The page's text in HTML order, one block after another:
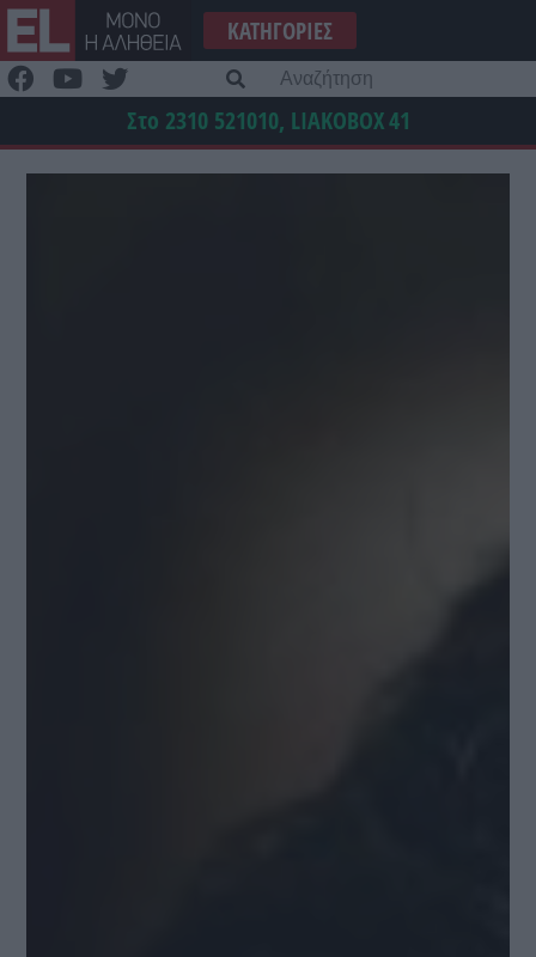
Μετάβαση
στο
περιεχόμενο
ΚΑΤΗΓΟΡΊΕΣ
Στο 2310 521010, LIAKOBOX41